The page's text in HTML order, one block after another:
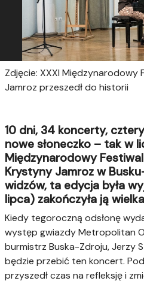
Zdjęcie: XXXI Międzynarodowy
Jamroz przeszedł do historii
10 dni, 34 koncerty,
nowe słoneczko – tak w
Międzynarodowy
Krystyny Jamroz w
widzów, ta edycja była
lipca) zakończyła ją
Kiedy tegoroczną odsłonę
występ gwiazdy Metropolitan
burmistrz Buska-Zdroju, Jerzy
będzie przebić ten koncert.
przyszedł czas na refleksję i